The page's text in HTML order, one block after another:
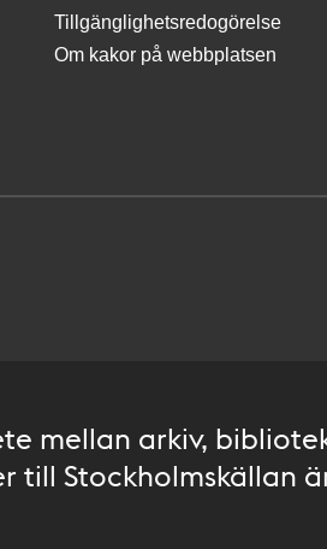
Tillgänglighetsredogörelse
Om kakor på webbplatsen
mellan arkiv,
till Stockholmskällan